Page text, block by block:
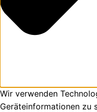
Wir verwenden
Geräteinformationen zu